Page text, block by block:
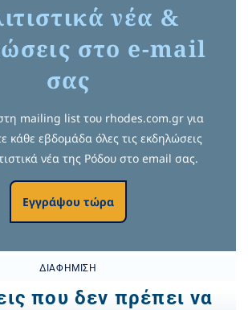
νέα &
στο e-mail
σας
mailing list του rhodes.com.gr για
κάθε εβδομάδα όλες τις εκδηλώσεις
νέα της Ρόδου στο email σας.
Εγγράψου τώρα
ΔΙΑΦΉΜΙΣΗ
που δεν πρέπει να